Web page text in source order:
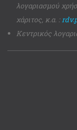
λογαριασμού
χάριτος, κ.α. :
Κεντρικός